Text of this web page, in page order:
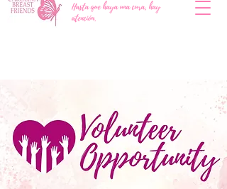
Hasta que haya una cura, hay
atención.